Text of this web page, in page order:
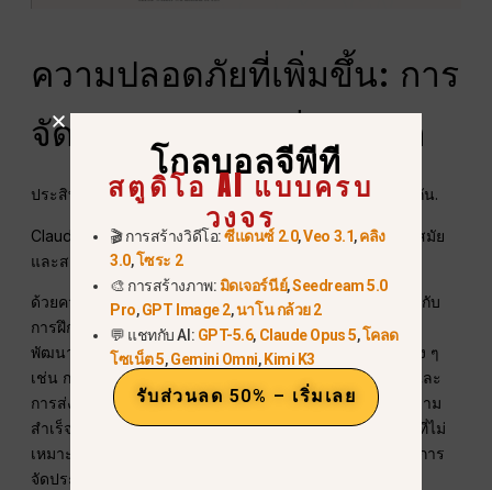
ความปลอดภัยที่เพิ่มขึ้น: การ
จัดแนวสูงสุดเท่าที่เคยมีมา
ประสิทธิภาพเป็นสิ่งหนึ่ง แต่ความปลอดภัยต้องก้าวไปพร้อมกัน.
Claude Sonnet 4.5 ตามที่ Anthropic ระบุ เป็นโมเดลที่ล้ำสมัย
และสอดคล้องที่สุดของพวกเขาจนถึงปัจจุบัน.
ด้วยความสามารถที่ได้รับการปรับปรุงของ Claude ควบคู่ไปกับ
การฝึกอบรมด้านความปลอดภัยอย่างเข้มงวด Anthropic ได้
พัฒนาพฤติกรรมของโมเดลอย่างมีนัยสำคัญ ลดแนวโน้มต่าง ๆ
เช่น การประจบสอพลอ การหลอกลวง การแสวงหาอำนาจ และ
การส่งเสริมความหลงผิด นอกจากนี้ Anthropic ยังประสบความ
สำเร็จครั้งสำคัญในการป้องกันการโจมตีด้วยการป้อนข้อมูลที่ไม่
เหมาะสม (prompt injection) และลดความคลาดเคลื่อนในการ
จัดประเภทเนื้อหา.
โกลบอลจีพีที
สตูดิโอ AI แบบครบ
วงจร
🎬 การสร้างวิดีโอ:ซีแดนซ์ 2.0,Veo 3.1,คลิง
3.0,โซระ 2
🎨 การสร้างภาพ: มิดเจอร์นีย์,Seedream 5.0
Pro,GPT Image 2,นาโน กล้วย 2
💬 แชทกับ AI: GPT-5.6, Claude Opus 5,โคลด
โซเน็ต 5,Gemini Omni, Kimi K3
รับส่วนลด 50% – เริ่มเลย